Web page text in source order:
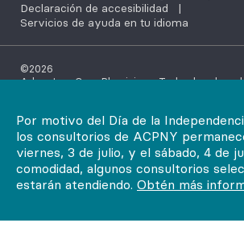
Por motivo del Día de la
los consultorios de ACPNY
viernes, 3 de julio, y el sábado, 4 de
comodidad, algunos consultorios
estarán atendiendo. Obtén más
Declaración de accesibilidad
|
Servicios de ayuda en tu idioma
©2026
AdvantageCare Physicians. Todos los